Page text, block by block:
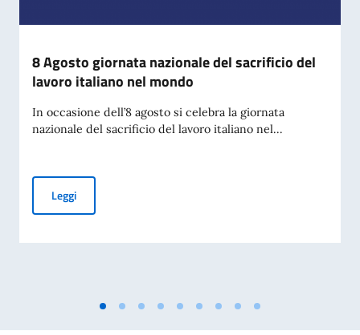
8 Agosto giornata nazionale del sacrificio del
lavoro italiano nel mondo
In occasione dell’8 agosto si celebra la giornata
nazionale del sacrificio del lavoro italiano nel...
Leggi8 Agosto giornata nazionale del sacrificio del lavoro